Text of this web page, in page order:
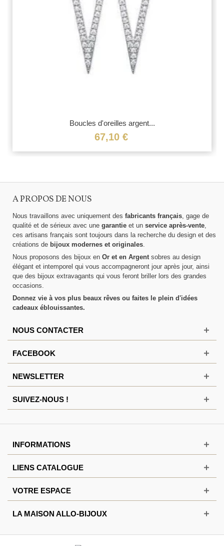
Boucles d'oreilles argent...
67,10 €
A PROPOS DE NOUS
Nous travaillons avec uniquement des fabricants français , gage de
qualité et de sérieux avec une garantie et un service après-vente
ces artisans français sont toujours dans la recherche du design et des
créations de bijoux modernes et originales
Nous proposons des bijoux en Or et en Argent sobres au design
élégant et intemporel qui vous accompagneront jour après jour, ainsi
que des bijoux extravagants qui vous feront briller lors des grandes
occasions.
Donnez vie à vos plus beaux rêves ou faites le plein d'idées
cadeaux éblouissantes.
NOUS CONTACTER
FACEBOOK
NEWSLETTER
SUIVEZ-NOUS !
INFORMATIONS
LIENS CATALOGUE
VOTRE ESPACE
LA MAISON ALLO-BIJOUX